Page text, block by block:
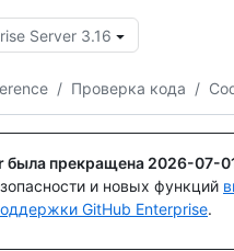
Server 3.16
/ Проверка кода /
была прекращена 2026-07-
и новых функций
GitHub Enterprise.